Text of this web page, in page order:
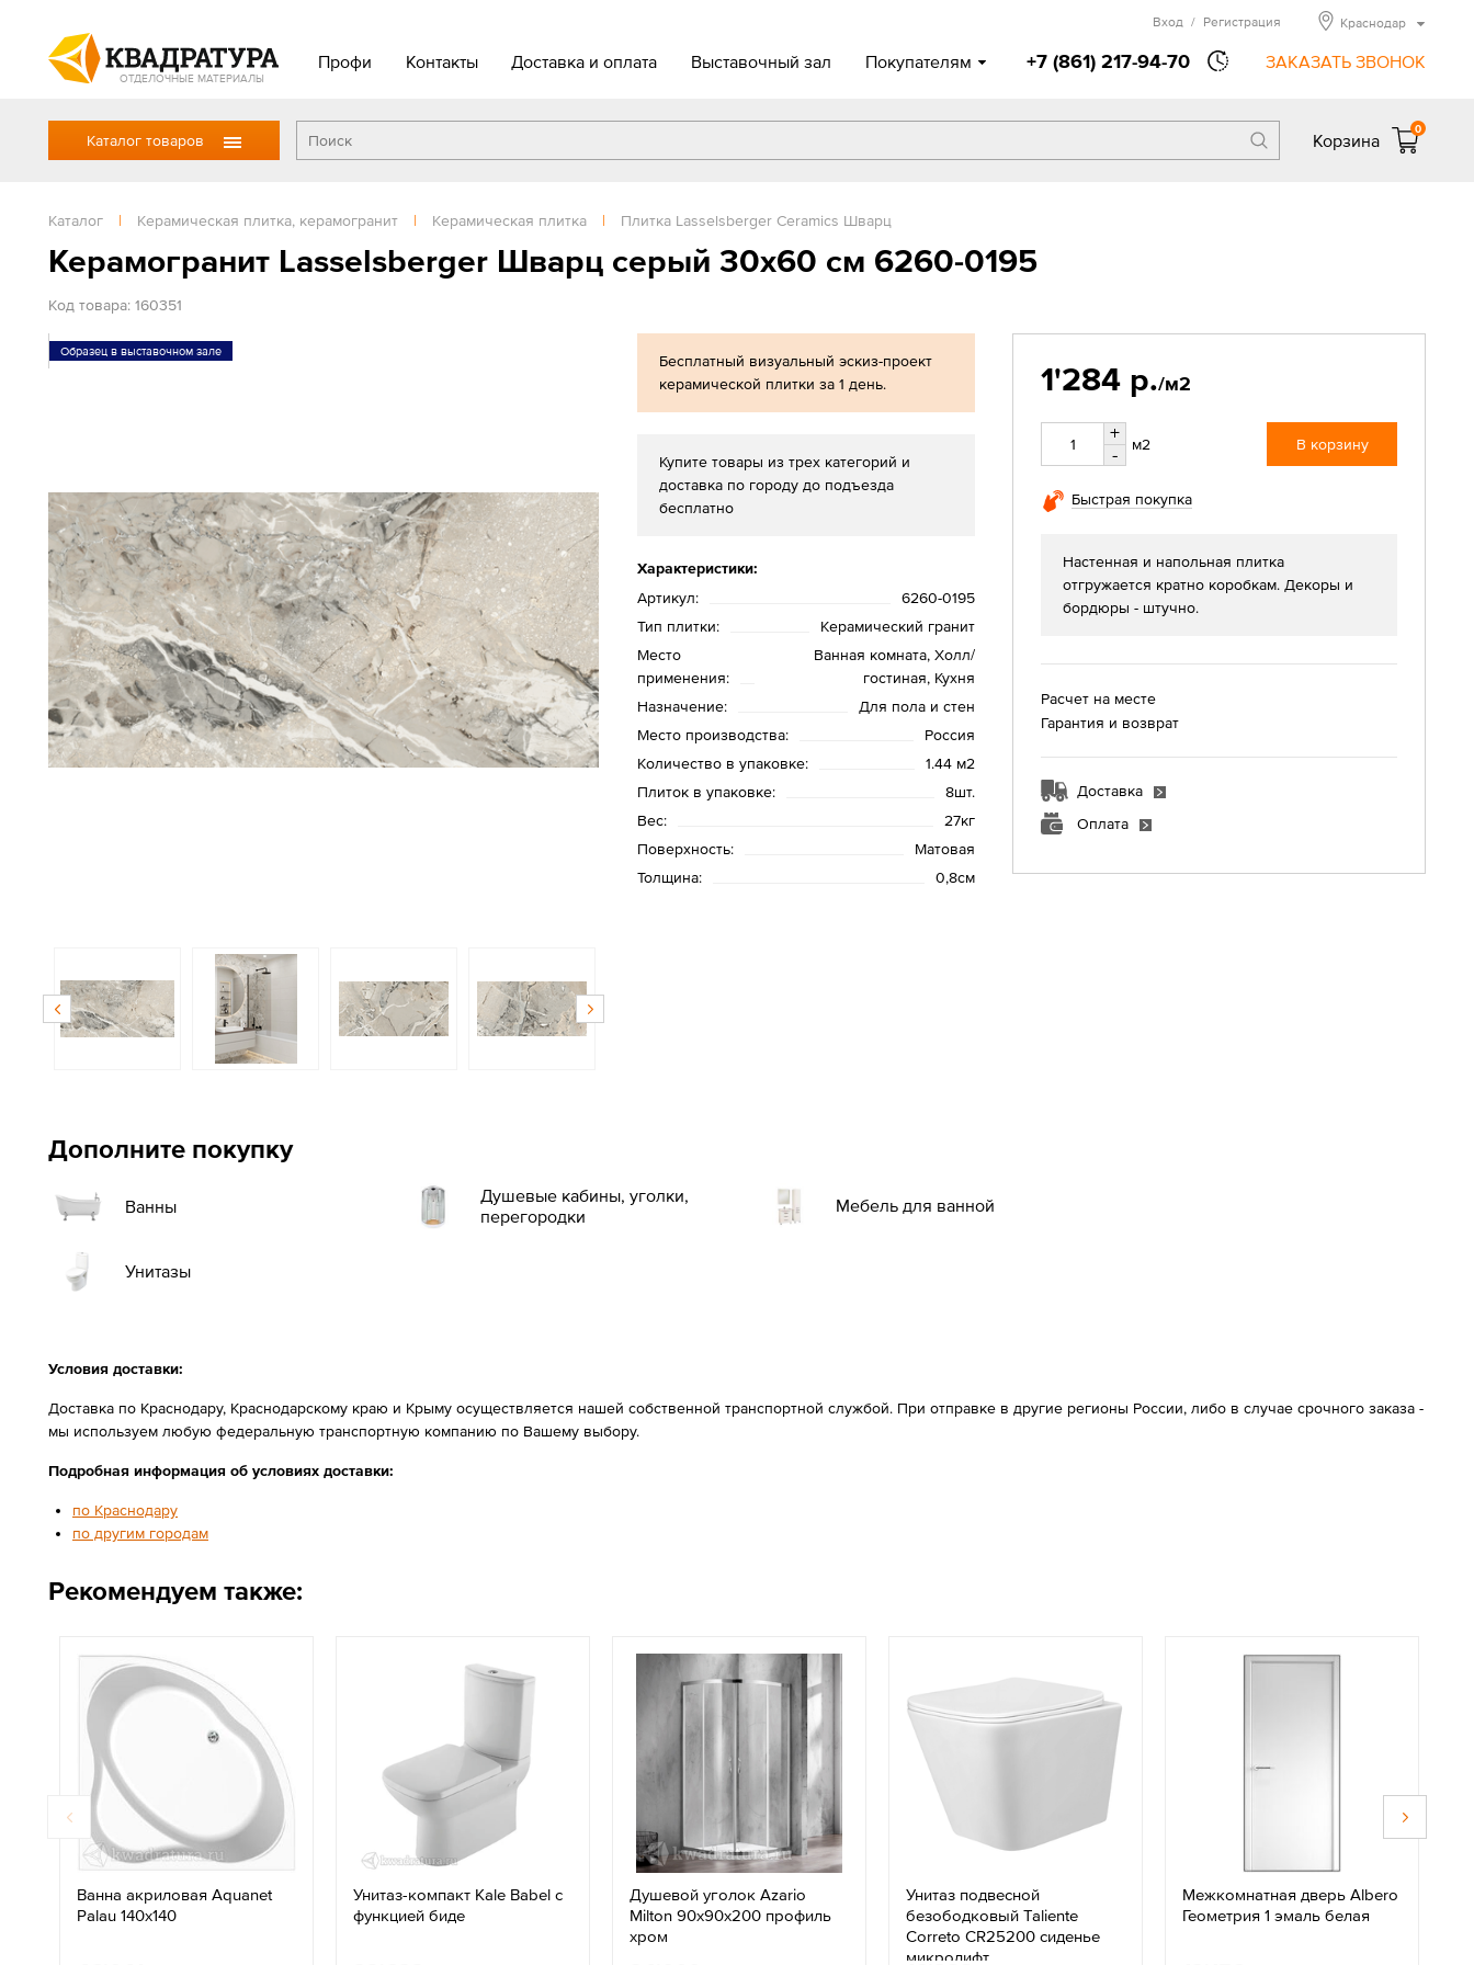
ОТДЕЛОЧНЫЕ МАТЕРИАЛЫ
Профи Контакты Доставка и оплата Выставочный зал Покупателям +7 (861) 217-94-70 ЗАКАЗАТЬ ЗВОНОК
Вход / Регистрация Краснодар
Каталог товаров Корзина
0
Каталог | Керамическая плитка, керамогранит | Керамическая плитка | Плитка Lasselsberger Ceramics Шварц
Керамогранит Lasselsberger Шварц серый 30x60 см 6260-0195
Код товара: 160351
Образец в выставочном зале
Бесплатный визуальный эскиз-проект
керамической плитки за 1 день.
Купите товары из трех категорий и
доставка по городу до подъезда
бесплатно
Характеристики:
Артикул:
6260-0195
Тип плитки:
Керамический гранит
Место
применения:
Ванная комната, Холл/
гостиная, Кухня
Назначение:
Для пола и стен
Место производства:
Россия
Количество в упаковке:
1.44 м2
Плиток в упаковке:
8шт.
Вес:
27кг
Поверхность:
Матовая
Толщина:
0,8см
1'284 р./м2
+
-
м2 В корзину
Быстрая покупка
Настенная и напольная плитка
отгружается кратно коробкам. Декоры и
бордюры - штучно.
Расчет на месте
Гарантия и возврат
Доставка
Оплата
Дополните покупку
Ванны
Душевые кабины, уголки,
перегородки
Мебель для ванной
Унитазы
Условия доставки:
Доставка по Краснодару, Краснодарскому краю и Крыму осуществляется нашей собственной транспортной службой. При отправке в другие регионы России, либо в случае срочного заказа -
мы используем любую федеральную транспортную компанию по Вашему выбору.
Подробная информация об условиях доставки:
по Краснодару
по другим городам
Рекомендуем также:
Ванна акриловая Aquanet
Palau 140х140
Унитаз-компакт Kale Babel с
функцией биде
Душевой уголок Azario
Milton 90х90х200 профиль
хром
Унитаз подвесной
безободковый Taliente
Correto CR25200 сиденье
микролифт
Межкомнатная дверь Albero
Геометрия 1 эмаль белая